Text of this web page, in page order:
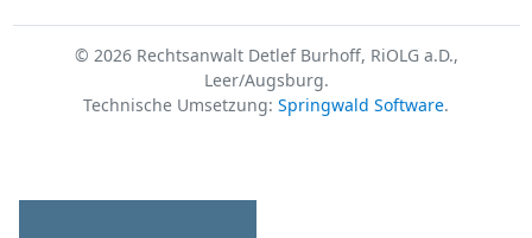
© 2026 Rechtsanwalt Detlef Burhoff, RiOLG a.D.,
Leer/Augsburg.
Technische Umsetzung: Springwald Software.